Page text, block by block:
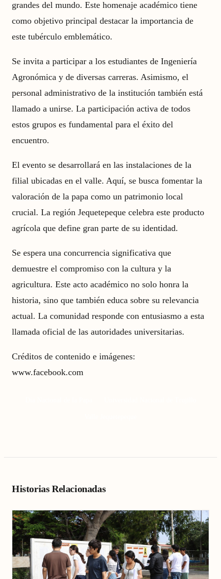
grandes del mundo. Este homenaje académico tiene
como objetivo principal destacar la importancia de
este tubérculo emblemático.
Se invita a participar a los estudiantes de Ingeniería
Agronómica y de diversas carreras. Asimismo, el
personal administrativo de la institución también está
llamado a unirse. La participación activa de todos
estos grupos es fundamental para el éxito del
encuentro.
El evento se desarrollará en las instalaciones de la
filial ubicadas en el valle. Aquí, se busca fomentar la
valoración de la papa como un patrimonio local
crucial. La región Jequetepeque celebra este producto
agrícola que define gran parte de su identidad.
Se espera una concurrencia significativa que
demuestre el compromiso con la cultura y la
agricultura. Este acto académico no solo honra la
historia, sino que también educa sobre su relevancia
actual. La comunidad responde con entusiasmo a esta
llamada oficial de las autoridades universitarias.
Créditos de contenido e imágenes:
www.facebook.com
Historias Relacionadas